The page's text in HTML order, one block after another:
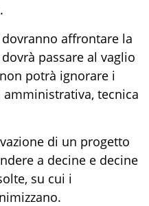
dovranno affrontare la
passare al vaglio
potrà ignorare i
tecnica
di un progetto
a decine e decine
su cui i